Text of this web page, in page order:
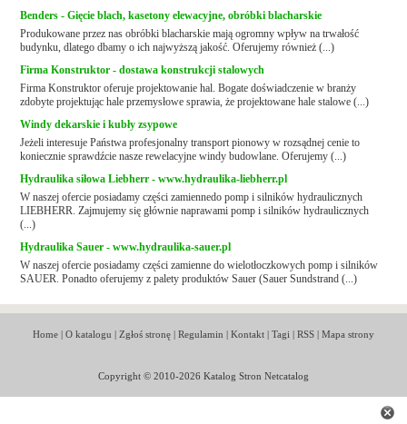
Benders - Gięcie blach, kasetony elewacyjne, obróbki blacharskie
Produkowane przez nas obróbki blacharskie mają ogromny wpływ na trwałość
budynku, dlatego dbamy o ich najwyższą jakość. Oferujemy również (...)
Firma Konstruktor - dostawa konstrukcji stalowych
Firma Konstruktor oferuje projektowanie hal. Bogate doświadczenie w branży
zdobyte projektując hale przemysłowe sprawia, że projektowane hale stalowe (...)
Windy dekarskie i kubły zsypowe
Jeżeli interesuje Państwa profesjonalny transport pionowy w rozsądnej cenie to
koniecznie sprawdźcie nasze rewelacyjne windy budowlane. Oferujemy (...)
Hydraulika siłowa Liebherr - www.hydraulika-liebherr.pl
W naszej ofercie posiadamy części zamiennedo pomp i silników hydraulicznych
LIEBHERR. Zajmujemy się głównie naprawami pomp i silników hydraulicznych
(...)
Hydraulika Sauer - www.hydraulika-sauer.pl
W naszej ofercie posiadamy części zamienne do wielotłoczkowych pomp i silników
SAUER. Ponadto oferujemy z palety produktów Sauer (Sauer Sundstrand (...)
Home| O katalogu | Zgłoś stronę| Regulamin | Kontakt| Tagi | RSS| Mapa strony
Copyright © 2010-2026 Katalog Stron Netcatalog